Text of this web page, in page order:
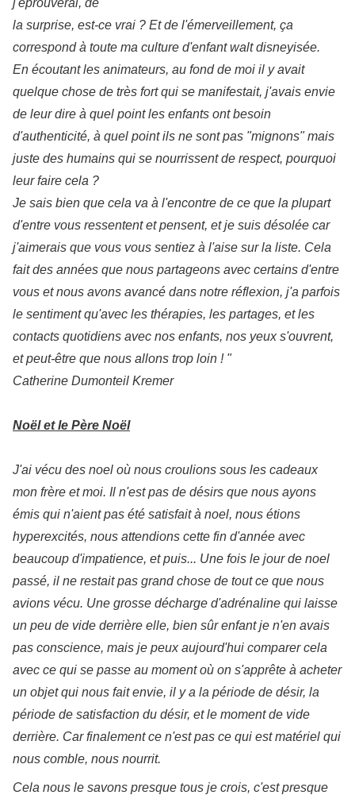
la surprise, est-ce vrai ? Et de l'émerveillement, ça
correspond à toute ma culture d'enfant walt disneyisée.
En écoutant les animateurs, au fond de moi il y avait
quelque chose de très fort qui se manifestait, j'avais envie
de leur dire à quel point les enfants ont besoin
d'authenticité, à quel point ils ne sont pas "mignons" mais
juste des humains qui se nourrissent de respect, pourquoi
leur faire cela ?
Je sais bien que cela va à l'encontre de ce que la plupart
d'entre vous ressentent et pensent, et je suis désolée car
j'aimerais que vous vous sentiez à l'aise sur la liste. Cela
fait des années que nous partageons avec certains d'entre
vous et nous avons avancé dans notre réflexion, j'a parfois
le sentiment qu'avec les thérapies, les partages, et les
contacts quotidiens avec nos enfants, nos yeux s'ouvrent,
et peut-être que nous allons trop loin ! "
Catherine Dumonteil Kremer
Noël et le Père Noël
J'ai vécu des noel où nous croulions sous les cadeaux
mon frère et moi. Il n'est pas de désirs que nous ayons
émis qui n'aient pas été satisfait à noel, nous étions
hyperexcités, nous attendions cette fin d'année avec
beaucoup d'impatience, et puis... Une fois le jour de noel
passé, il ne restait pas grand chose de tout ce que nous
avions vécu. Une grosse décharge d'adrénaline qui laisse
un peu de vide derrière elle, bien sûr enfant je n'en avais
pas conscience, mais je peux aujourd'hui comparer cela
avec ce qui se passe au moment où on s'apprête à acheter
un objet qui nous fait envie, il y a la période de désir, la
période de satisfaction du désir, et le moment de vide
derrière. Car finalement ce n'est pas ce qui est matériel qui
nous comble, nous nourrit.
Cela nous le savons presque tous je crois, c'est presque